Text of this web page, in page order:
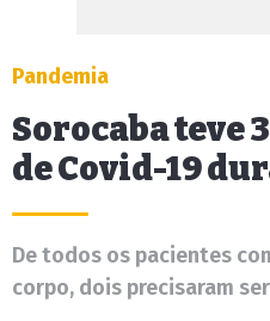
Pandemia
Sorocaba teve
de Covid-19
De todos os pacientes
corpo, dois precisaram